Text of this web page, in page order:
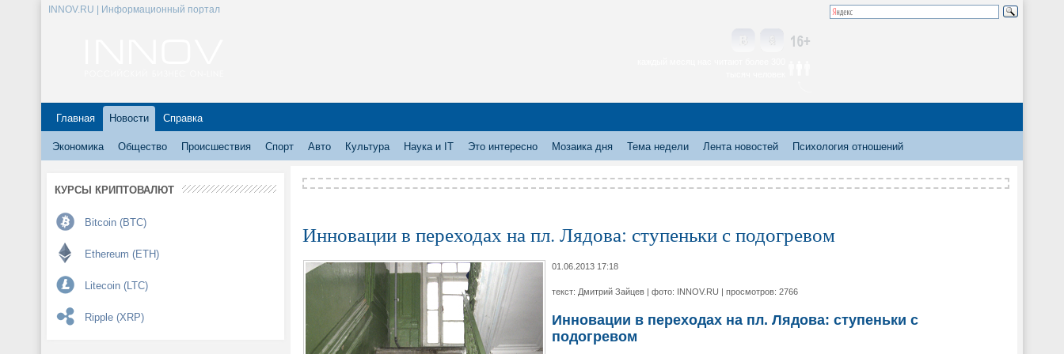
INNOV.RU | Информационный портал
Главная Новости Справка
Экономика Общество Происшествия Спорт Авто Культура Наука и IT Это интересно Мозаика дня Тема недели Лента новостей Психология отношений
КУРСЫ КРИПТОВАЛЮТ
Bitcoin (BTC)
Ethereum (ETH)
Litecoin (LTC)
Ripple (XRP)
Инновации в переходах на пл. Лядова: ступеньки с подогревом
01.06.2013 17:18
текст: Дмитрий Зайцев | фото: INNOV.RU | просмотров: 2766
Инновации в переходах на пл. Лядова: ступеньки с
подогревом